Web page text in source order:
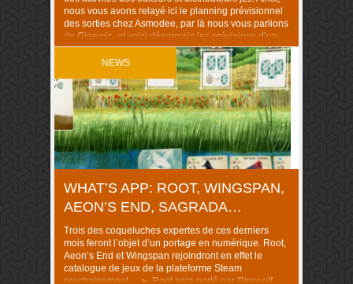
nous vous avons relayé ici le planning prévisionnel
des sorties chez Asmodee, par là nous vous parlions
de Gigamic, et voici désormais les prévisions d’un
autre distributeur, à savoir Atalia (vous pouvez
cliquer sur les noms pour en savoir […]
NEWS
WHAT’S APP: ROOT, WINGSPAN,
AEON’S END, SAGRADA…
Trois des coqueluches expertes de ces derniers
mois feront l’objet d’un portage en numérique. Root,
Aeon’s End et Wingspan rejoindront en effet le
catalogue de jeux de la plateforme Steam
prochainement. ► Root sera porté par Direwolf